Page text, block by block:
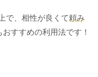
で、相性が良くて頼み
おすすめの利用法です！